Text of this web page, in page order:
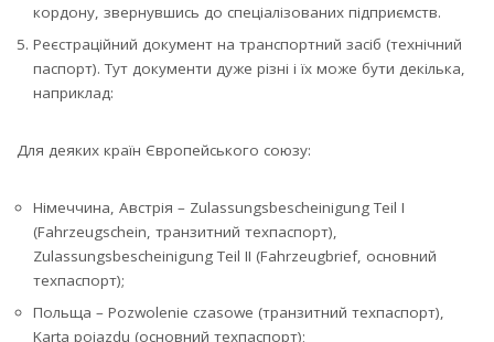
кордону, звернувшись до спеціалізованих підприємств.
Реєстраційний документ на транспортний засіб (технічний
паспорт). Тут документи дуже різні і їх може бути декілька,
наприклад:
Для деяких країн Європейського союзу:
Німеччина, Австрія – Zulassungsbescheinigung Teil I
(Fahrzeugschein, транзитний техпаспорт),
Zulassungsbescheinigung Teil II (Fahrzeugbrief, основний
техпаспорт);
Польща – Pozwolenie czasowe (транзитний техпаспорт),
Karta pojazdu (основний техпаспорт);